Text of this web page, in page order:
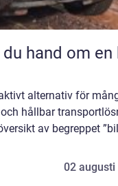
hand om en
alternativ för
hållbar
av begreppet
02 augusti